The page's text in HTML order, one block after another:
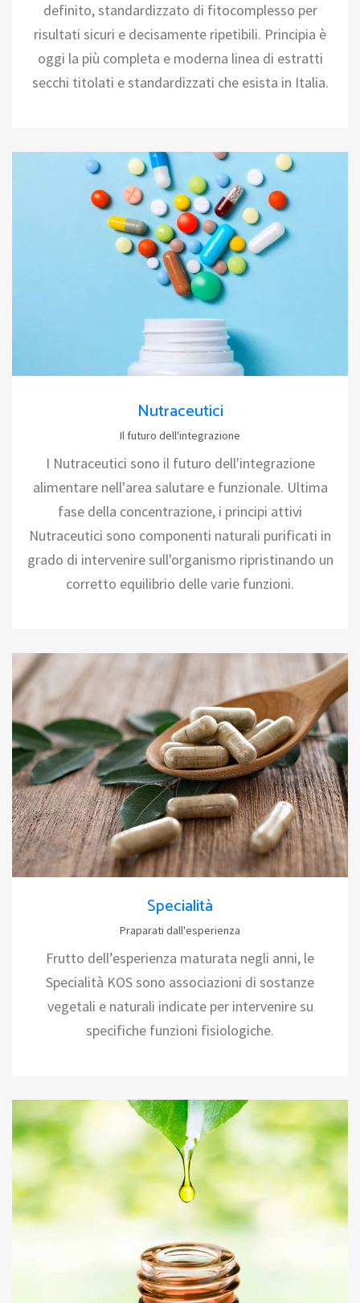
definito, standardizzato di fitocomplesso per
risultati sicuri e decisamente ripetibili. Principia è
oggi la più completa e moderna linea di estratti
secchi titolati e standardizzati che esista in Italia.
Nutraceutici
Il futuro dell'integrazione
I Nutraceutici sono il futuro dell'integrazione
alimentare nell'area salutare e funzionale. Ultima
fase della concentrazione, i principi attivi
Nutraceutici sono componenti naturali purificati in
grado di intervenire sull'organismo ripristinando un
corretto equilibrio delle varie funzioni.
Specialità
Praparati dall'esperienza
Frutto dell’esperienza maturata negli anni, le
Specialità KOS sono associazioni di sostanze
vegetali e naturali indicate per intervenire su
specifiche funzioni fisiologiche.